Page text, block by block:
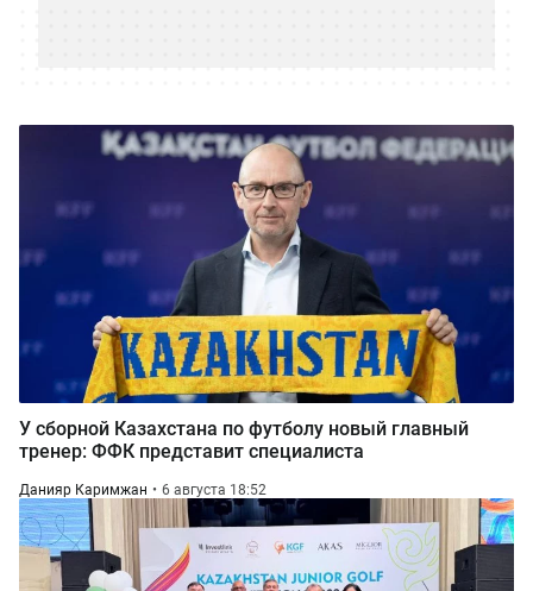
У сборной Казахстана по футболу новый главный
тренер: ФФК представит специалиста
Данияр Каримжан 6 августа 18:52